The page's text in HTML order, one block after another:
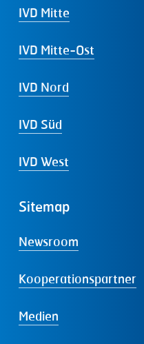
IVD Mitte
IVD Mitte-Ost
IVD Nord
IVD Süd
IVD West
Sitemap
Newsroom
Kooperationspartner
Medien